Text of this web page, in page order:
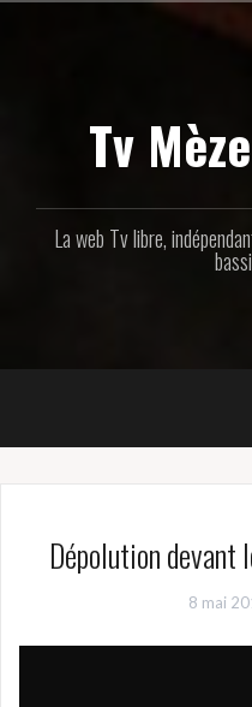
Tv
La web Tv libre,
Dépolution devant
8 mai